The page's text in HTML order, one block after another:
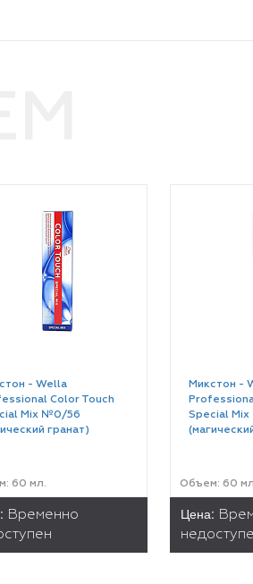
- Wella
Color Touch
Mix №0/56
гранат)
60 мл.
Временно
Микстон -
Special
Объем: 60
Цена: